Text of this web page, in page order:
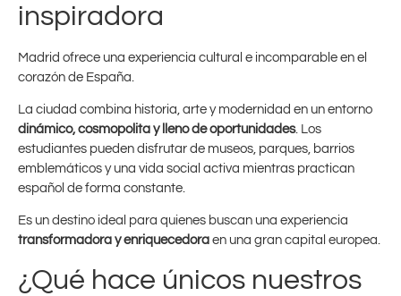
inspiradora
Madrid ofrece una experiencia cultural e incomparable en el
corazón de España.
La ciudad combina historia, arte y modernidad en un entorno
dinámico, cosmopolita y lleno de oportunidades. Los
estudiantes pueden disfrutar de museos, parques, barrios
emblemáticos y una vida social activa mientras practican
español de forma constante.
Es un destino ideal para quienes buscan una experiencia
transformadora y enriquecedora en una gran capital europea.
¿Qué hace únicos nuestros